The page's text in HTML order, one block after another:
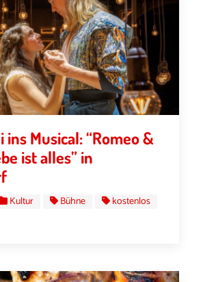
Musical: “Romeo &
ist alles” in
Kultur Bühne
kostenlos